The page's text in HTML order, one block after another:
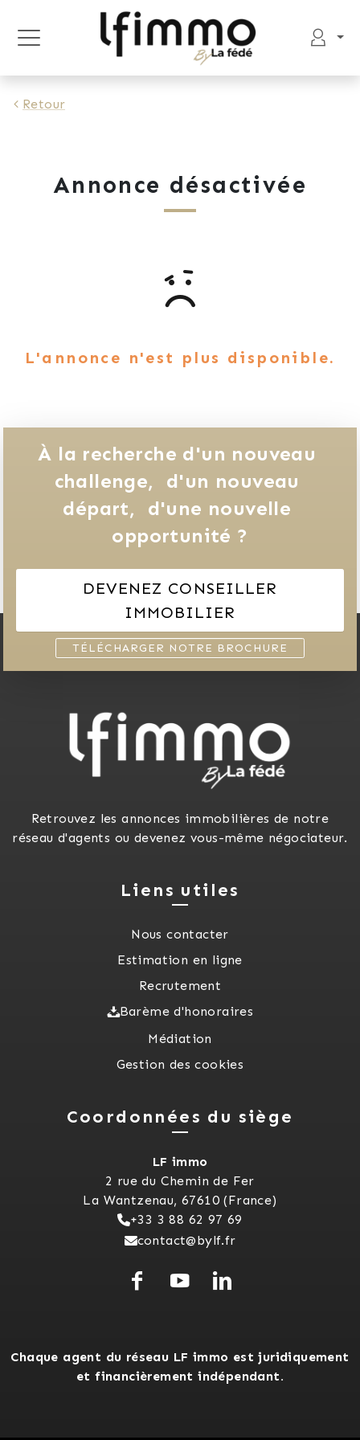
Retour
Annonce désactivée
L'annonce n'est plus disponible.
À la recherche d'un nouveau
challenge,
d'un nouveau
départ,
d'une nouvelle
opportunité ?
DEVENEZ CONSEILLER
IMMOBILIER
TÉLÉCHARGER NOTRE BROCHURE
Retrouvez les annonces immobilières de notre
réseau d'agents ou devenez vous-même négociateur.
Liens utiles
Nous contacter
Estimation en ligne
Recrutement
Barème d'honoraires
Médiation
Gestion des cookies
Coordonnées du siège
LF immo
2 rue du Chemin de Fer
La Wantzenau, 67610 (France)
+33 3 88 62 97 69
contact@bylf.fr
Chaque agent du réseau LF immo est juridiquement
et financièrement indépendant.